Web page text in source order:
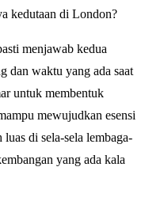
kedutaan di London?
menjawab kedua
dan waktu yang ada saat
untuk membentuk
mewujudkan esensi
di sela-sela lembaga-
yang ada kala